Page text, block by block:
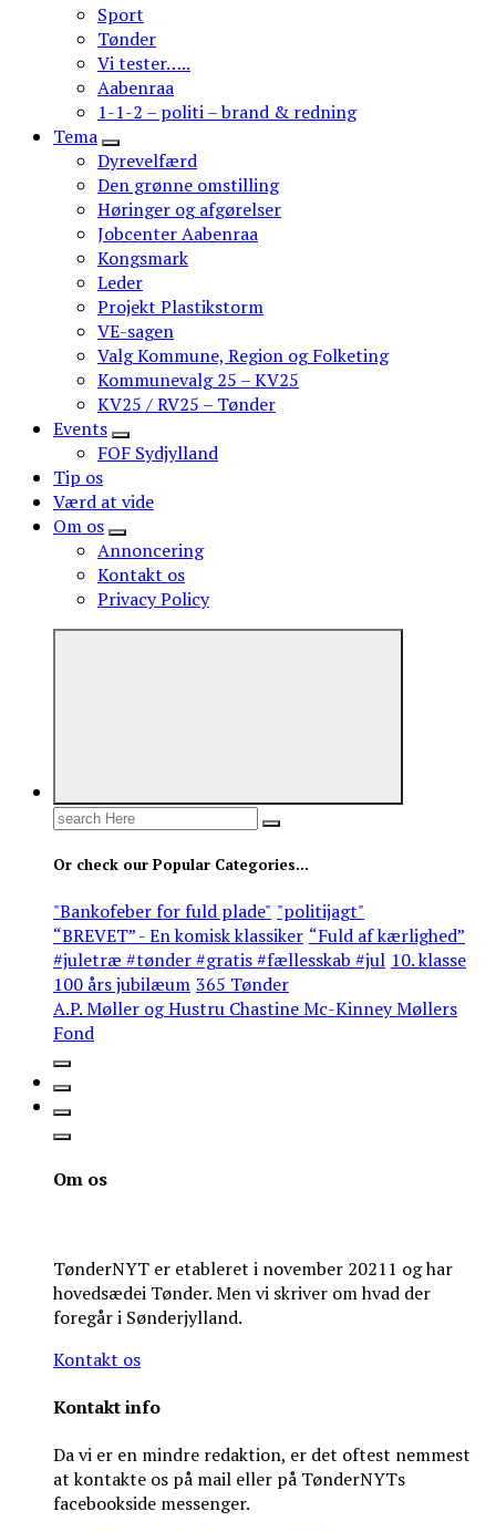
Sport
Tønder
Vi tester…..
Aabenraa
1-1-2 – politi – brand & redning
Tema
Dyrevelfærd
Den grønne omstilling
Høringer og afgørelser
Jobcenter Aabenraa
Kongsmark
Leder
Projekt Plastikstorm
VE-sagen
Valg Kommune, Region og Folketing
Kommunevalg 25 – KV25
KV25 / RV25 – Tønder
Events
FOF Sydjylland
Tip os
Værd at vide
Om os
Annoncering
Kontakt os
Privacy Policy
Search
Or check our Popular Categories...
"Bankofeber for fuld plade" "politijagt"
“BREVET” - En komisk klassiker “Fuld af kærlighed”
#juletræ #tønder #gratis #fællesskab #jul 10. klasse
100 års jubilæum 365 Tønder
A.P. Møller og Hustru Chastine Mc-Kinney Møllers
Fond
Om os
TønderNYT er etableret i november 20211 og har
hovedsædei Tønder. Men vi skriver om hvad der
foregår i Sønderjylland.
Kontakt os
Kontakt info
Da vi er en mindre redaktion, er det oftest nemmest
at kontakte os på mail eller på TønderNYTs
facebookside messenger.